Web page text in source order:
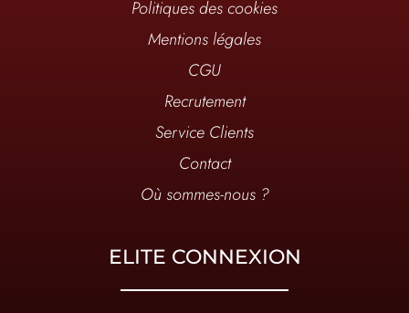
Politiques des cookies
Mentions légales
CGU
Recrutement
Service Clients
Contact
Où sommes-nous ?
ELITE CONNEXION